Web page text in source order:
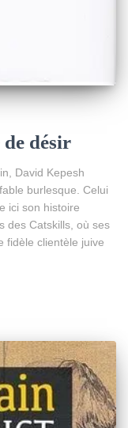
désir
David Kepesh
burlesque. Celui
ici son histoire
des Catskills, où ses
fidèle clientèle juive